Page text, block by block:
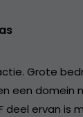
Grote
een domein
deel ervan is